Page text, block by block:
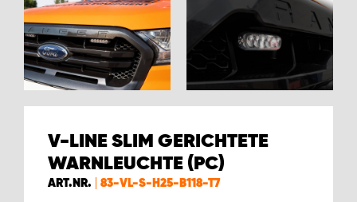
V-LINE SLIM GERICHTETE
WARNLEUCHTE (PC)
ART.NR. 83-VL-S-H25-B118-T7